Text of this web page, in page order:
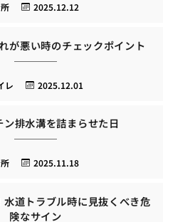
2025.12.12
が悪い時のチェックポイント
2025.12.01
レ
ン排水溝を詰まらせた日
2025.11.18
道トラブル時に見抜くべき危
険なサイン